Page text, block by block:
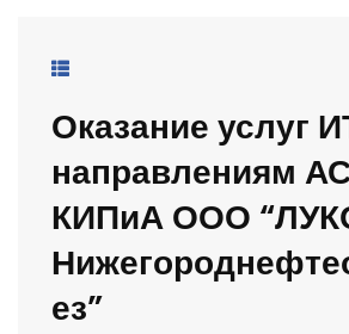
Оказание услуг
направлениям
КИПиА ООО
ез”